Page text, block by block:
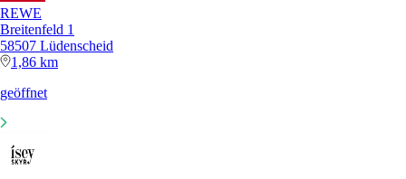
REWE
Breitenfeld 1
58507 Lüdenscheid
1,86 km
geöffnet